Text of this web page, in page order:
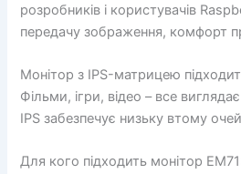
розробників і користувачів
передачу зображення, комфорт
Монітор з IPS-матрицею
Фільми, ігри, відео – все
IPS забезпечує низьку втому
Для кого підходить монітор